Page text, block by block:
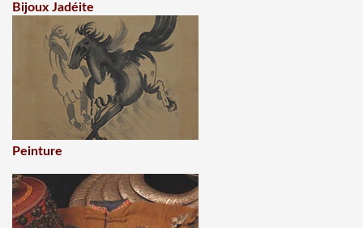
Bijoux Jadéite
Peinture